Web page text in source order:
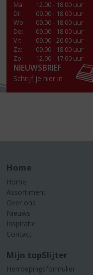
Ma:
12.00 - 18.00 uur
Di:
09.00 - 18.00 uur
Wo:
09.00 - 18.00 uur
Do:
09.00 - 18.00 uur
Vr:
09.00 - 20.00 uur
Za:
09.00 - 18.00 uur
Zo:
12.00 - 17.00 uur
NIEUWSBRIEF
Schrijf je hier in
Home
Home
Assortiment
Over ons
Nieuws
Inspiratie
Contact
Mijn topSlijter
Herroepingsformulier